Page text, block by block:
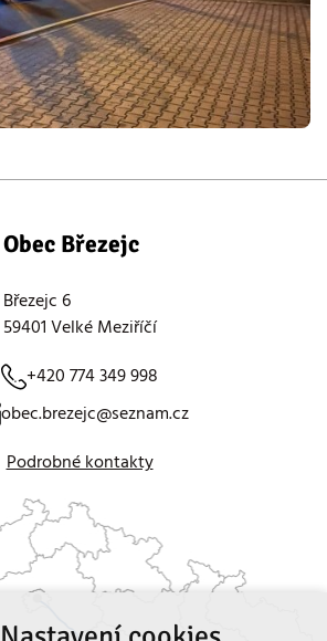
obec.brezejc@seznam.cz
+420 774 349 998
Obec Březejc
Březejc 6
59401 Velké Meziříčí
Podrobné kontakty